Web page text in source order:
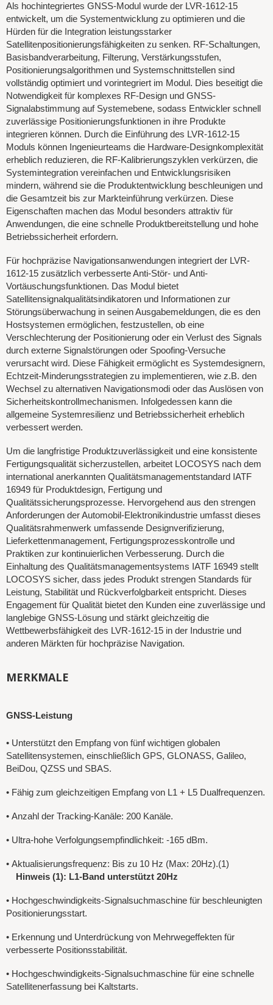
Als hochintegriertes GNSS-Modul wurde der LVR-1612-15
entwickelt, um die Systementwicklung zu optimieren und die
Hürden für die Integration leistungsstarker
Satellitenpositionierungsfähigkeiten zu senken. RF-Schaltungen,
Basisbandverarbeitung, Filterung, Verstärkungsstufen,
Positionierungsalgorithmen und Systemschnittstellen sind
vollständig optimiert und vorintegriert im Modul. Dies beseitigt die
Notwendigkeit für komplexes RF-Design und GNSS-
Signalabstimmung auf Systemebene, sodass Entwickler schnell
zuverlässige Positionierungsfunktionen in ihre Produkte
integrieren können. Durch die Einführung des LVR-1612-15
Moduls können Ingenieurteams die Hardware-Designkomplexität
erheblich reduzieren, die RF-Kalibrierungszyklen verkürzen, die
Systemintegration vereinfachen und Entwicklungsrisiken
mindern, während sie die Produktentwicklung beschleunigen und
die Gesamtzeit bis zur Markteinführung verkürzen. Diese
Eigenschaften machen das Modul besonders attraktiv für
Anwendungen, die eine schnelle Produktbereitstellung und hohe
Betriebssicherheit erfordern.
Für hochpräzise Navigationsanwendungen integriert der LVR-
1612-15 zusätzlich verbesserte Anti-Stör- und Anti-
Vortäuschungsfunktionen. Das Modul bietet
Satellitensignalqualitätsindikatoren und Informationen zur
Störungsüberwachung in seinen Ausgabemeldungen, die es den
Hostsystemen ermöglichen, festzustellen, ob eine
Verschlechterung der Positionierung oder ein Verlust des Signals
durch externe Signalstörungen oder Spoofing-Versuche
verursacht wird. Diese Fähigkeit ermöglicht es Systemdesignern,
Echtzeit-Minderungsstrategien zu implementieren, wie z.B. den
Wechsel zu alternativen Navigationsmodi oder das Auslösen von
Sicherheitskontrollmechanismen. Infolgedessen kann die
allgemeine Systemresilienz und Betriebssicherheit erheblich
verbessert werden.
Um die langfristige Produktzuverlässigkeit und eine konsistente
Fertigungsqualität sicherzustellen, arbeitet LOCOSYS nach dem
international anerkannten Qualitätsmanagementstandard IATF
16949 für Produktdesign, Fertigung und
Qualitätssicherungsprozesse. Hervorgehend aus den strengen
Anforderungen der Automobil-Elektronikindustrie umfasst dieses
Qualitätsrahmenwerk umfassende Designverifizierung,
Lieferkettenmanagement, Fertigungsprozesskontrolle und
Praktiken zur kontinuierlichen Verbesserung. Durch die
Einhaltung des Qualitätsmanagementsystems IATF 16949 stellt
LOCOSYS sicher, dass jedes Produkt strengen Standards für
Leistung, Stabilität und Rückverfolgbarkeit entspricht. Dieses
Engagement für Qualität bietet den Kunden eine zuverlässige und
langlebige GNSS-Lösung und stärkt gleichzeitig die
Wettbewerbsfähigkeit des LVR-1612-15 in der Industrie und
anderen Märkten für hochpräzise Navigation.
MERKMALE
GNSS-Leistung
• Unterstützt den Empfang von fünf wichtigen globalen
Satellitensystemen, einschließlich GPS, GLONASS, Galileo,
BeiDou, QZSS und SBAS.
• Fähig zum gleichzeitigen Empfang von L1 + L5 Dualfrequenzen.
• Anzahl der Tracking-Kanäle: 200 Kanäle.
• Ultra-hohe Verfolgungsempfindlichkeit: -165 dBm.
• Aktualisierungsfrequenz: Bis zu 10 Hz (Max: 20Hz).(1)
Hinweis (1): L1-Band unterstützt 20Hz
• Hochgeschwindigkeits-Signalsuchmaschine für beschleunigten
Positionierungsstart.
• Erkennung und Unterdrückung von Mehrwegeffekten für
verbesserte Positionsstabilität.
• Hochgeschwindigkeits-Signalsuchmaschine für eine schnelle
Satellitenerfassung bei Kaltstarts.